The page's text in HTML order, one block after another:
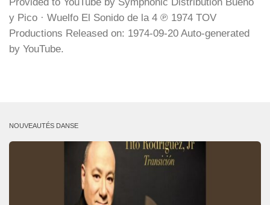
y Pico · Wuelfo El Sonido de la 4 ℗ 1974 TOV
Productions Released on: 1974-09-20 Auto-generated
by YouTube.
NOUVEAUTÉS DANSE